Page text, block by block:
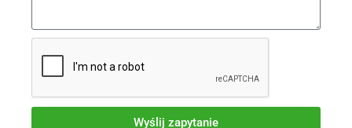
Wyślij zapytanie